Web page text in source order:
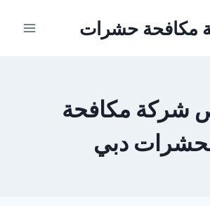
مكافحة حشرات
شركة مكافحة
دبي